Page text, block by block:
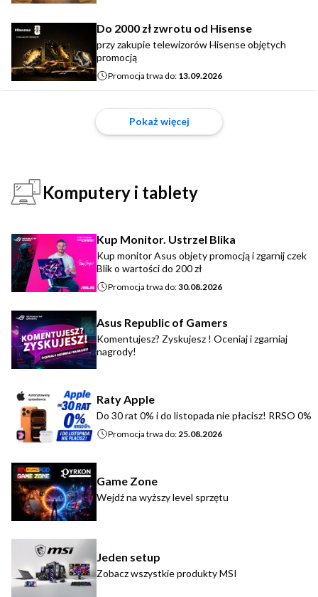
Do 2000 zł zwrotu od Hisense
przy zakupie telewizorów Hisense objętych
promocją
Promocja trwa do: 13.09.2026
Pokaż więcej
Komputery i tablety
Kup Monitor. Ustrzel Blika
Kup monitor Asus objety promocją i zgarnij czek
Blik o wartości do 200 zł
Promocja trwa do:30.08.2026
Asus Republic of Gamers
Komentujesz? Zyskujesz ! Oceniaj i zgarniaj
nagrody!
Raty Apple
Do 30 rat 0% i do listopada nie płacisz! RRSO 0%
Promocja trwa do: 25.08.2026
Game Zone
Wejdź na wyższy level sprzętu
Jeden setup
Zobacz wszystkie produkty MSI